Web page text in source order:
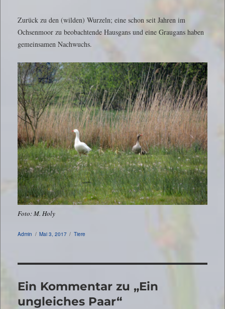
Zurück zu den (wilden) Wurzeln; eine schon seit Jahren im
Ochsenmoor zu beobachtende Hausgans und eine Graugans haben
gemeinsamen Nachwuchs.
Foto: M. Holy
Autor
Admin
Veröffentlicht
Mai 3, 2017 Kategorien
Tiere
Ein Kommentar zu „Ein
ungleiches Paar“